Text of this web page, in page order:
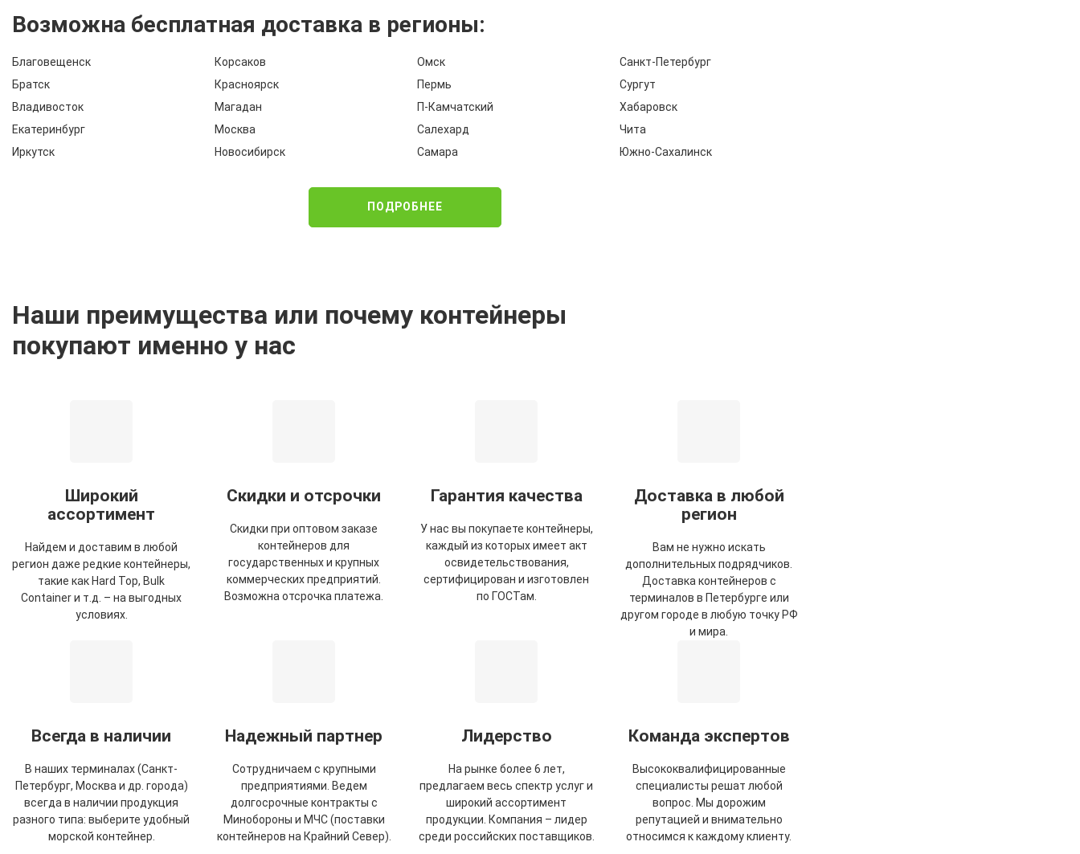
Возможна бесплатная доставка в регионы:
Благовещенск
Братск
Владивосток
Екатеринбург
Иркутск
Корсаков
Красноярск
Магадан
Москва
Новосибирск
Омск
Пермь
П-Камчатский
Салехард
Самара
Санкт-Петербург
Сургут
Хабаровск
Чита
Южно-Сахалинск
ПОДРОБНЕЕ
Наши преимущества или почему контейнеры
покупают именно у нас
Широкий
ассортимент
Найдем и доставим в любой
регион даже редкие контейнеры,
такие как Hard Top, Bulk
Container и т.д. – на выгодных
условиях.
Скидки и отсрочки
Скидки при оптовом заказе
контейнеров для
государственных и крупных
коммерческих предприятий.
Возможна отсрочка платежа.
Гарантия качества
У нас вы покупаете контейнеры,
каждый из которых имеет акт
освидетельствования,
сертифицирован и изготовлен
по ГОСТам.
Доставка в любой
регион
Вам не нужно искать
дополнительных подрядчиков.
Доставка контейнеров с
терминалов в Петербурге или
другом городе в любую точку РФ
и мира.
Всегда в наличии
В наших терминалах (Санкт-
Петербург, Москва и др. города)
всегда в наличии продукция
разного типа: выберите удобный
морской контейнер.
Надежный партнер
Сотрудничаем с крупными
предприятиями. Ведем
долгосрочные контракты с
Минобороны и МЧС (поставки
контейнеров на Крайний Север).
Лидерство
На рынке более 6 лет,
предлагаем весь спектр услуг и
широкий ассортимент
продукции. Компания – лидер
среди российских поставщиков.
Команда экспертов
Высококвалифицированные
специалисты решат любой
вопрос. Мы дорожим
репутацией и внимательно
относимся к каждому клиенту.